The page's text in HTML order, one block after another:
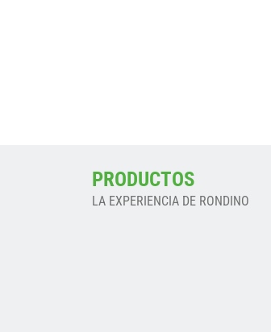
PRODUCTOS
LA EXPERIENCIA DE RONDINO